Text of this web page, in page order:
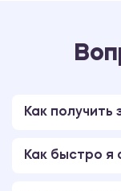
Как получить
Как быстро я